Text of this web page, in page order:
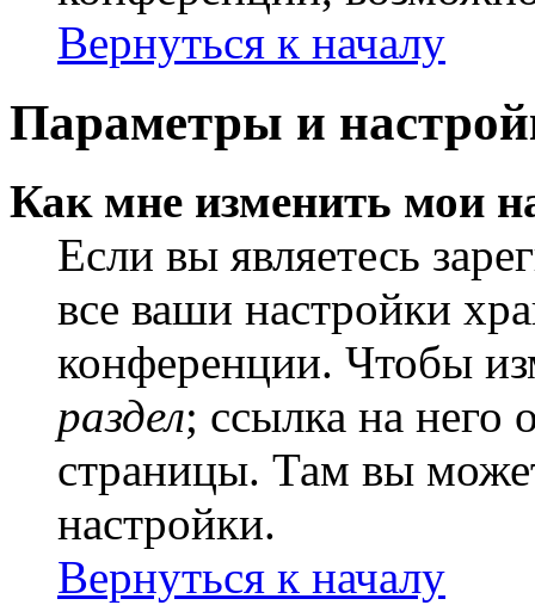
Вернуться к началу
Параметры и
Как мне изменить мои
Если вы являетесь
все ваши настройки
конференции. Чтобы
раздел; ссылка на него
страницы. Там вы
настройки.
Вернуться к началу